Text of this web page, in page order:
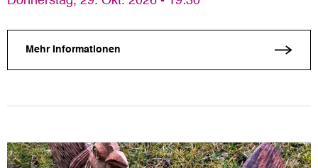
Mehr Informationen